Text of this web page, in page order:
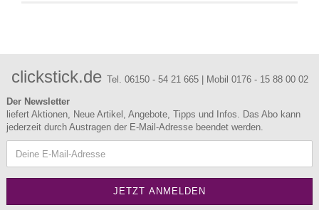
clickstick.de Tel. 06150 - 54 21 665 | Mobil 0176 - 15 88 00 02
Der Newsletter
liefert Aktionen, Neue Artikel, Angebote, Tipps und Infos. Das Abo kann
jederzeit durch Austragen der E-Mail-Adresse beendet werden.